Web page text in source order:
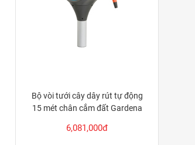
Bộ vòi tưới cây dây rút tự động
15 mét chân cắm đất Gardena
6,081,000đ